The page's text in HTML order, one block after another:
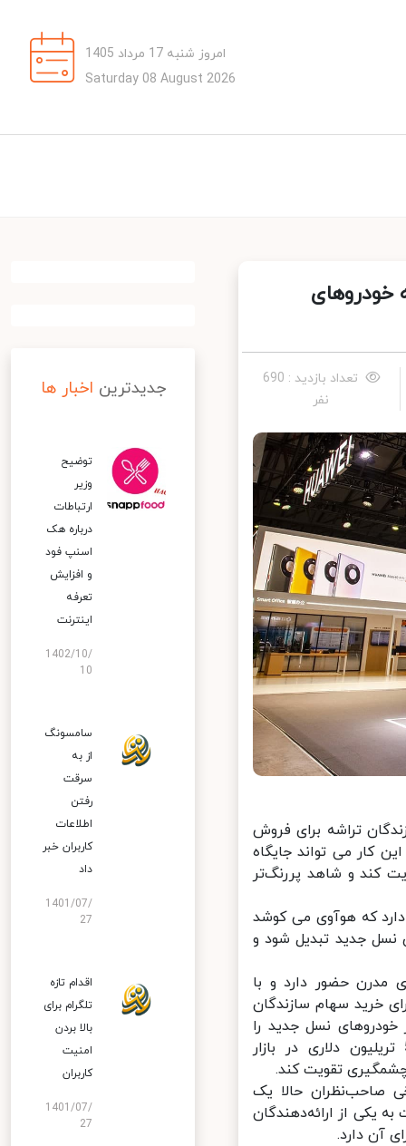
امروز شنبه 17 مرداد 1405
Saturday 08 August 2026
تعداد بازدید : 690
نفر
تراشه برای فروش
کار می تواند جایگاه
کند و شاهد پررنگ‌تر
که هوآوی می کوشد
جدید تبدیل شود و
حضور دارد و با
خرید سهام سازندگان
نسل جدید را
شنیده‌ها حاکی از تصمیم هواوی برای سرمایه‌گذاری 5 تریلیون دلاری در بازار
تقویت کند.
صاحب‌نظران حالا یک
از ارائه‌دهندگان
آن دارد.
جدیدترین اخبار ها
توضیح
وزیر
ارتباطات
درباره هک
اسنپ‌ فود
و افزایش
تعرفه
اینترنت
1402/10/
10
سامسونگ
از به
سرقت
رفتن
اطلاعات
کاربران خبر
داد
1401/07/
27
اقدام تازه
تلگرام برای
بالا بردن
امنیت
کاربران
1401/07/
27